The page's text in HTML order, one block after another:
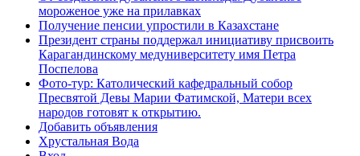
мороженое уже на прилавках
Получение пенсии упростили в Казахстане
Президент страны поддержал инициативу присвоить
Карагандинскому медуниверситету имя Петра
Поспелова
Фото-тур: Католический кафедральный собор
Пресвятой Девы Марии Фатимской, Матери всех
народов готовят к открытию.
Добавить объявления
Хрустальная Вода